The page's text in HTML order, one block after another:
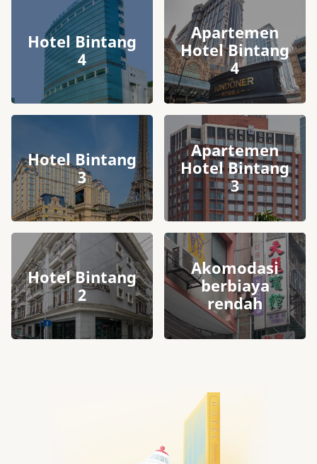
Hotel Bintang
4
Apartemen
Hotel Bintang
4
Hotel Bintang
3
Apartemen
Hotel Bintang
3
Hotel Bintang
2
Akomodasi
berbiaya
rendah